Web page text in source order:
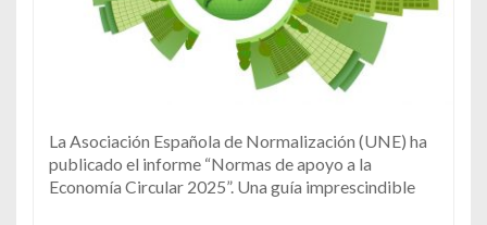
La Asociación Española de Normalización (UNE) ha
publicado el informe “Normas de apoyo a la
Economía Circular 2025”. Una guía imprescindible